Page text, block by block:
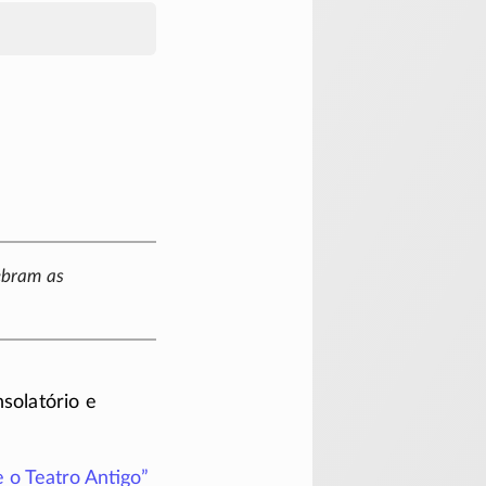
as
e
o Teatro Antigo”